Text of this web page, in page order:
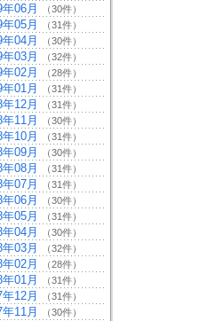
06月 （30件）
05月 （31件）
04月 （30件）
03月 （32件）
02月 （28件）
01月 （31件）
12月 （31件）
11月 （30件）
10月 （31件）
09月 （30件）
08月 （31件）
07月 （31件）
06月 （30件）
05月 （31件）
04月 （30件）
03月 （32件）
02月 （28件）
01月 （31件）
12月 （31件）
11月 （30件）